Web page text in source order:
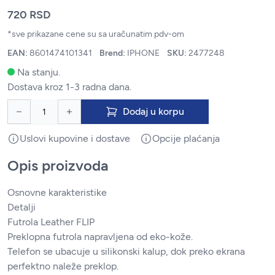
720 RSD
*sve prikazane cene su sa uračunatim pdv-om
EAN: 8601474101341 Brend: IPHONE SKU: 2477248
Na stanju.
Dostava kroz 1-3 radna dana.
Dodaj u korpu
Uslovi kupovine i dostave Opcije plaćanja
Opis proizvoda
Osnovne karakteristike
Detalji
Futrola Leather FLIP
Preklopna futrola napravljena od eko-kože.
Telefon se ubacuje u silikonski kalup, dok preko ekrana
perfektno naleže preklop.